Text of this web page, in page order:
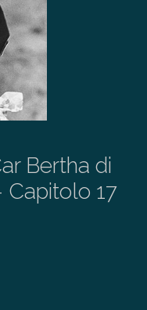
Bertha di
Capitolo 17